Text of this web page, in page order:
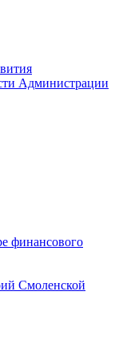
Администрации
финансового
Смоленской